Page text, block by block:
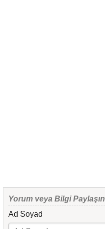
Yorum veya Bilgi Paylaşın
Ad Soyad